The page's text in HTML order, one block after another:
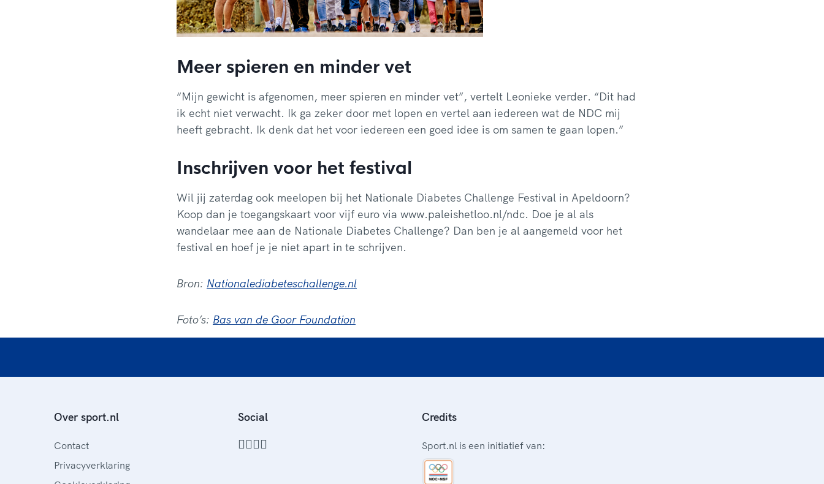
Meer spieren en minder vet
“Mijn gewicht is afgenomen, meer spieren en minder vet”, vertelt Leonieke verder. “Dit had
ik echt niet verwacht. Ik ga zeker door met lopen en vertel aan iedereen wat de NDC mij
heeft gebracht. Ik denk dat het voor iedereen een goed idee is om samen te gaan lopen.”
Inschrijven voor het festival
Wil jij zaterdag ook meelopen bij het Nationale Diabetes Challenge Festival in Apeldoorn?
Koop dan je toegangskaart voor vijf euro via www.paleishetloo.nl/ndc. Doe je al als
wandelaar mee aan de Nationale Diabetes Challenge? Dan ben je al aangemeld voor het
festival en hoef je je niet apart in te schrijven.
Bron: Nationalediabeteschallenge.nl
Foto’s: Bas van de Goor Foundation
Over sport.nl
Contact
Privacyverklaring
Social Credits
Sport.nl is een initiatief van: